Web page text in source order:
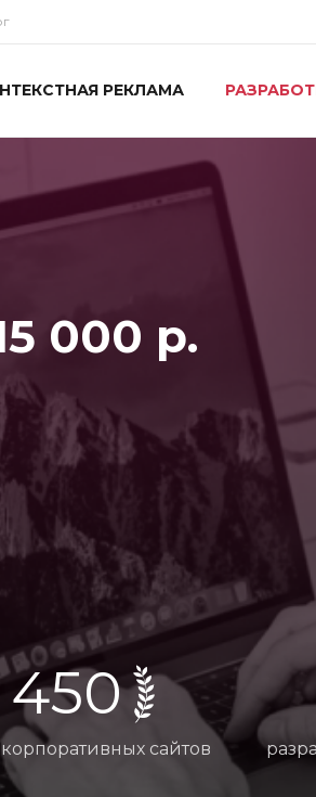
РЕКЛАМА
000 р.
450
сайтов